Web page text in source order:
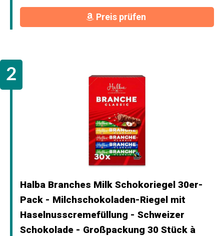
Preis prüfen
Halba Branches Milk Schokoriegel 30er-
Pack - Milchschokoladen-Riegel mit
Haselnusscremefüllung - Schweizer
Schokolade - Großpackung 30 Stück à